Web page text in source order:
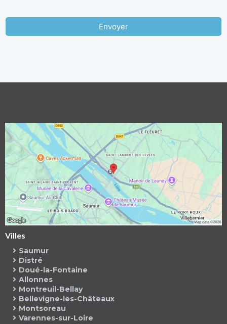
Envoyer
Villes
Saumur
Distré
Doué-la-Fontaine
Allonnes
Montreuil-Bellay
Bellevigne-les-Châteaux
Montsoreau
Varennes-sur-Loire